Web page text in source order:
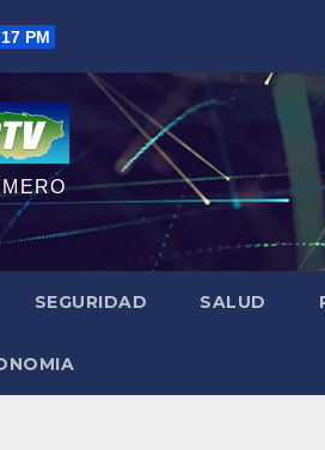
PM
SEGURIDAD SALUD